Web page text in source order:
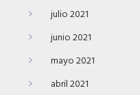
julio 2021
junio 2021
mayo 2021
abril 2021